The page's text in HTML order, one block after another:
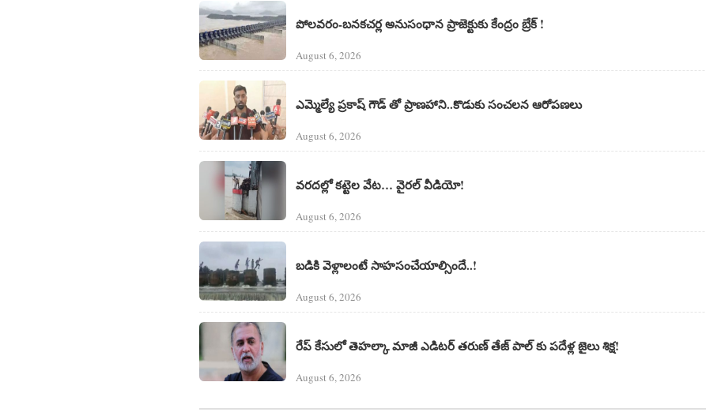
పోలవరం-బనకచర్ల అనుసంధాన ప్రాజెక్టుకు కేంద్రం బ్రేక్ !
August 6, 2026
ఎమ్మెల్యే ప్రకాష్ గౌడ్ తో ప్రాణహాని..కొడుకు సంచలన ఆరోపణలు
August 6, 2026
వరదల్లో కట్టెల వేట… వైరల్ వీడియో!
August 6, 2026
బడికి వెళ్లాలంటే సాహసంచేయాల్సిందే..!
August 6, 2026
రేప్ కేసులో తెహల్కా మాజీ ఎడిటర్ తరుణ్ తేజ్ పాల్ కు పదేళ్ల జైలు శిక్ష!
August 6, 2026